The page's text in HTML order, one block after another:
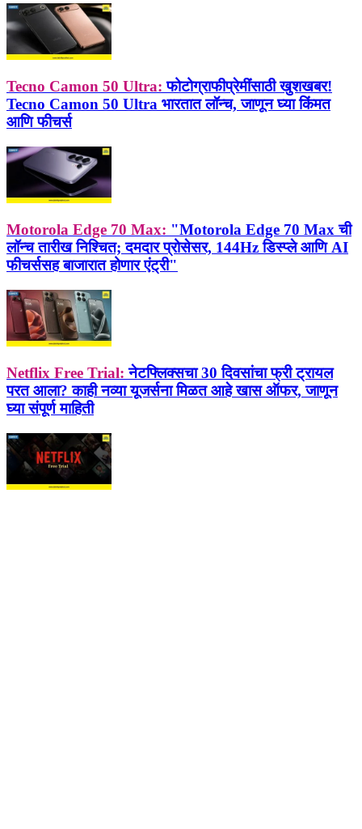
Tecno Camon 50 Ultra: फोटोग्राफीप्रेमींसाठी खुशखबर!
Tecno Camon 50 Ultra भारतात लॉन्च, जाणून घ्या किंमत
आणि फीचर्स
Motorola Edge 70 Max: "Motorola Edge 70 Max ची
लॉन्च तारीख निश्चित; दमदार प्रोसेसर, 144Hz डिस्प्ले आणि AI
फीचर्ससह बाजारात होणार एंट्री"
Netflix Free Trial: नेटफ्लिक्सचा 30 दिवसांचा फ्री ट्रायल
परत आला? काही नव्या यूजर्सना मिळत आहे खास ऑफर, जाणून
घ्या संपूर्ण माहिती